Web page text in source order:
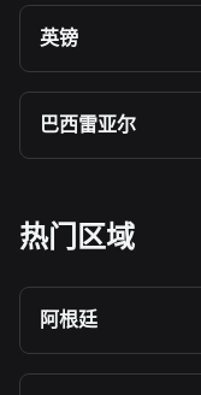
英镑
巴西雷亚尔
热门区域
阿根廷